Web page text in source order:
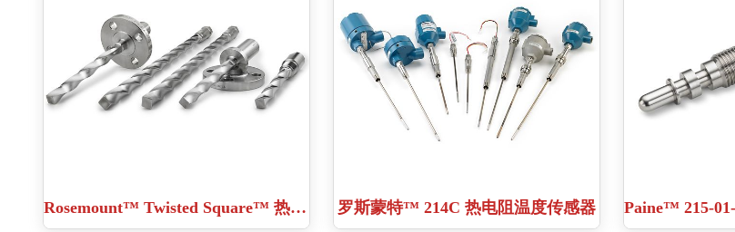
Rosemount™ Twisted Square™ 热套管 罗斯蒙特™ 214C 热电阻温度传感器